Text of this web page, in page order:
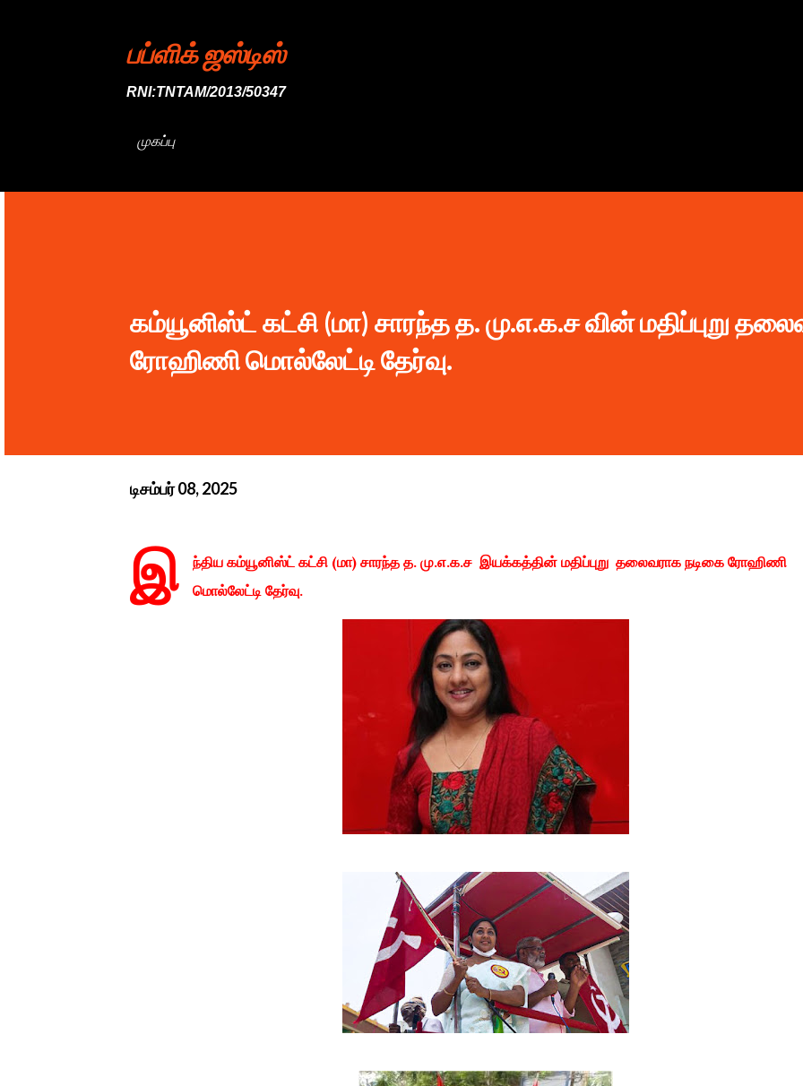
பப்ளிக் ஜஸ்டிஸ்
RNI:TNTAM/2013/50347
முகப்பு
கம்யூனிஸ்ட் கட்சி (மா) சாரந்த த. மு.எ.க.ச வின் மதிப்புறு
ரோஹிணி மொல்லேட்டி தேர்வு.
டிசம்பர் 08, 2025
இ
ந்திய கம்யூனிஸ்ட் கட்சி (மா) சாரந்த த. மு.எ.க.ச இயக்கத்தின் மதிப்புறு தலைவராக நடிகை ரோஹிணி
மொல்லேட்டி தேர்வு.